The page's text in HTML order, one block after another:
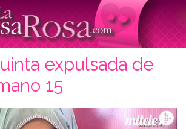
expulsada de
15